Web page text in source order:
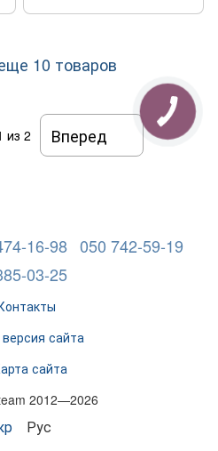
10 товаров
из 2 Вперед
16-98 050 742-59-19
03-25
сайта
сайта
2012—2026
Рус